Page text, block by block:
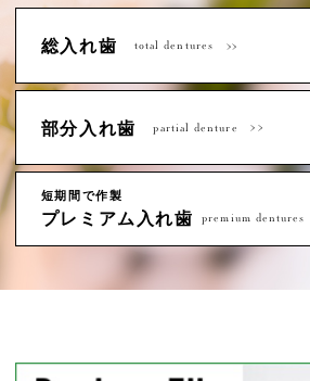
総入れ歯 total dentures
部分入れ歯 partial denture
短期間で作製
プレミアム入れ歯 premium dentures